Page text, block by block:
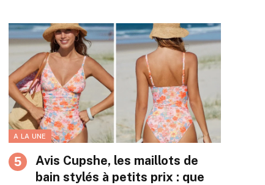
A LA UNE
Avis Cupshe, les maillots de
bain stylés à petits prix : que